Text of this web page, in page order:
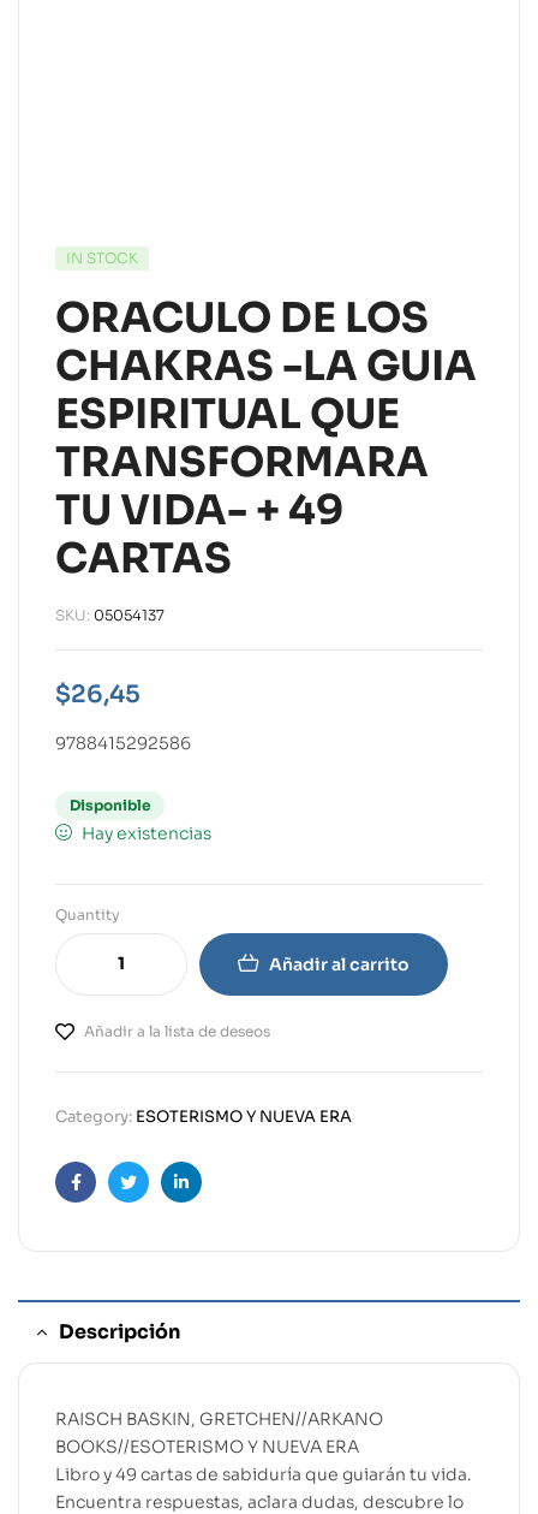
IN STOCK
ORACULO DE LOS
CHAKRAS -LA GUIA
ESPIRITUAL QUE
TRANSFORMARA
TU VIDA- + 49
CARTAS
SKU: 05054137
$26,45
9788415292586
Disponible
Hay existencias
Quantity
Añadir al carrito
Añadir a la lista de deseos
Category: ESOTERISMO Y NUEVA ERA
FacebookTwitterLinkedin
Descripción
RAISCH BASKIN, GRETCHEN//ARKANO
BOOKS//ESOTERISMO Y NUEVA ERA
Libro y 49 cartas de sabiduría que guiarán tu vida.
Encuentra respuestas, aclara dudas, descubre lo